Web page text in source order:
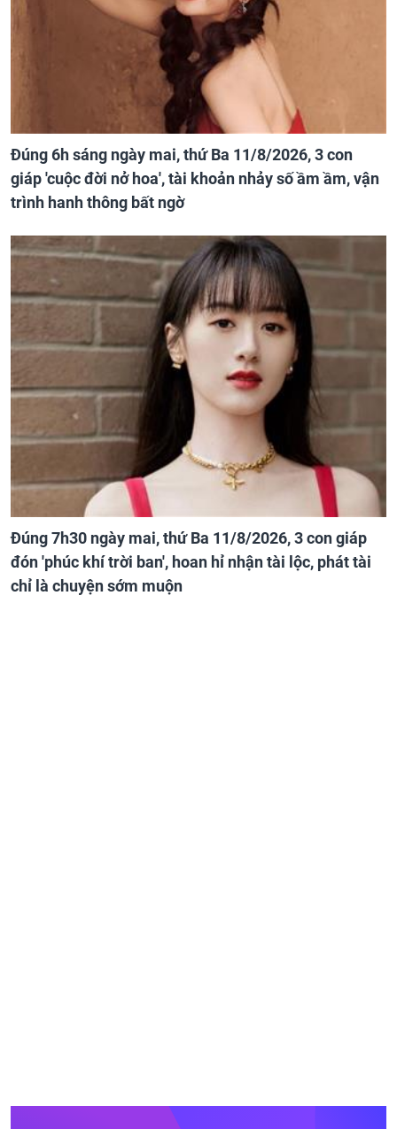
Đúng 6h sáng ngày mai, thứ Ba 11/8/2026, 3 con
giáp 'cuộc đời nở hoa', tài khoản nhảy số ầm ầm, vận
trình hanh thông bất ngờ
Đúng 7h30 ngày mai, thứ Ba 11/8/2026, 3 con giáp
đón 'phúc khí trời ban', hoan hỉ nhận tài lộc, phát tài
chỉ là chuyện sớm muộn